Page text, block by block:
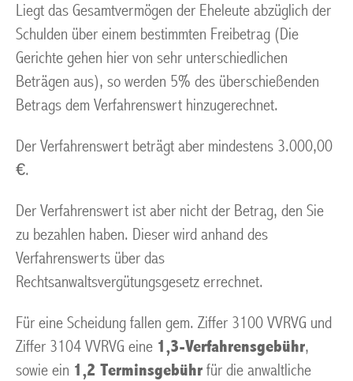
Liegt das Gesamtvermögen der Eheleute abzüglich der
Schulden über einem bestimmten Freibetrag (Die
Gerichte gehen hier von sehr unterschiedlichen
Beträgen aus), so werden 5% des überschießenden
Betrags dem Verfahrenswert hinzugerechnet.
Der Verfahrenswert beträgt aber mindestens 3.000,00
€.
Der Verfahrenswert ist aber nicht der Betrag, den Sie
zu bezahlen haben. Dieser wird anhand des
Verfahrenswerts über das
Rechtsanwaltsvergütungsgesetz errechnet.
Für eine Scheidung fallen gem. Ziffer 3100 VVRVG und
Ziffer 3104 VVRVG eine 1,3-Verfahrensgebühr,
sowie ein 1,2 Terminsgebühr für die anwaltliche